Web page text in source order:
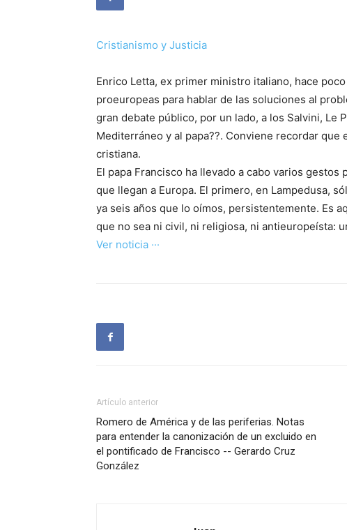
Cristianismo y Justicia
Enrico Letta, ex primer ministro italiano, hace
proeuropeas para hablar de las soluciones al
gran debate público, por un lado, a los Salvini, Le
Mediterráneo y al papa??. Conviene recordar
cristiana.
El papa Francisco ha llevado a cabo varios
que llegan a Europa. El primero, en Lampedusa,
ya seis años que lo oímos, persistentemente. Es
que no sea ni civil, ni religiosa, ni antieuropeísta:
Ver noticia ···
Artículo anterior
Romero de América y de las periferias. Notas
para entender la canonización de un excluido en
el pontificado de Francisco -- Gerardo Cruz
González